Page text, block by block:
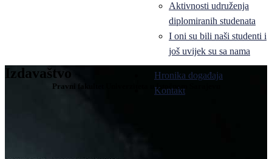
Aktivnosti udruženja
diplomiranih studenata
I oni su bili naši studenti i
još uvijek su sa nama
Hronika događaja
Kontakt
Izdavaštvo
Pravni fakultet Univerziteta u Istočnom Sarajevu